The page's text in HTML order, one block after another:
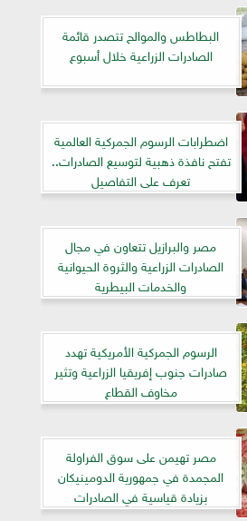
البطاطس والموالح تتصدر قائمة
الصادرات الزراعية خلال أسبوع
اضطرابات الرسوم الجمركية العالمية
تفتح نافذة ذهبية لتوسيع الصادرات..
تعرف على التفاصيل
مصر والبرازيل تتعاون في مجال
الصادرات الزراعية والثروة الحيوانية
والخدمات البيطرية
الرسوم الجمركية الأمريكية تهدد
صادرات جنوب إفريقيا الزراعية وتثير
مخاوف القطاع
مصر تهيمن على سوق الفراولة
المجمدة في جمهورية الدومينيكان
بزيادة قياسية في الصادرات